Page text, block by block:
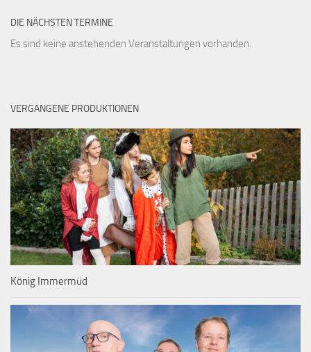
DIE NÄCHSTEN TERMINE
Es sind keine anstehenden Veranstaltungen vorhanden.
VERGANGENE PRODUKTIONEN
König Immermüd